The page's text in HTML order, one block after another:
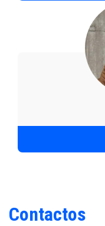
Contactos